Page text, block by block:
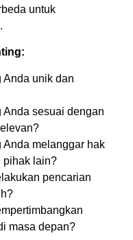
untuk
Anda unik dan
Anda sesuai dengan
Anda melanggar hak
pihak lain?
pencarian
masa depan?